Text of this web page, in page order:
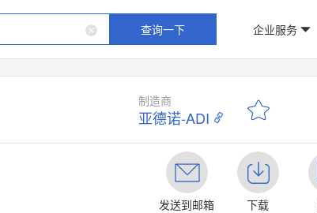
查询一下 企业服务
制造商
亚德诺-ADI
发送到邮箱
下载